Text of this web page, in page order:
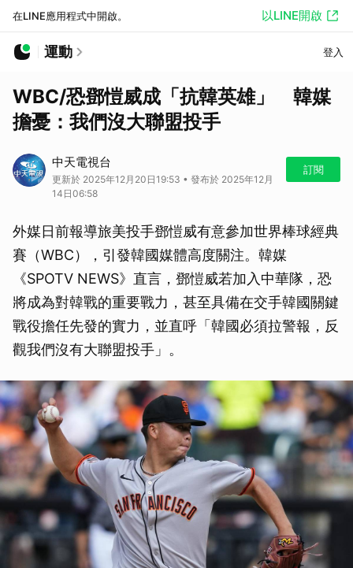
在LINE應用程式中開啟。 以LINE開啟
運動 登入
WBC/恐鄧愷威成「抗韓英雄」 韓媒
擔憂：我們沒大聯盟投手
中天電視台
更新於 2025年12月20日19:53 • 發布於 2025年12月
14日06:58
訂閱
外媒日前報導旅美投手鄧愷威有意參加世界棒球經典
賽（WBC），引發韓國媒體高度關注。韓媒
《SPOTV NEWS》直言，鄧愷威若加入中華隊，恐
將成為對韓戰的重要戰力，甚至具備在交手韓國關鍵
戰役擔任先發的實力，並直呼「韓國必須拉警報，反
觀我們沒有大聯盟投手」。